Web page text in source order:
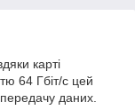
карті
64 Гбіт/с цей
даних.